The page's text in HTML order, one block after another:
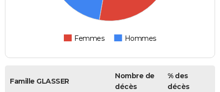
Femmes Hommes
Famille GLASSER
Nombre de
décès
% des
décès